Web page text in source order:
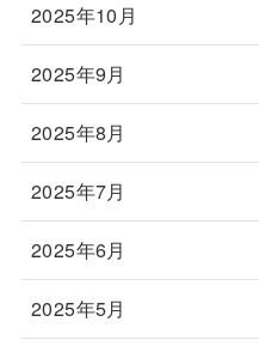
2025年10月
2025年9月
2025年8月
2025年7月
2025年6月
2025年5月